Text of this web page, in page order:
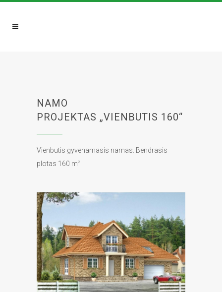
NAMO
PROJEKTAS „VIENBUTIS 160“
Vienbutis gyvenamasis namas. Bendrasis
plotas 160 m 2